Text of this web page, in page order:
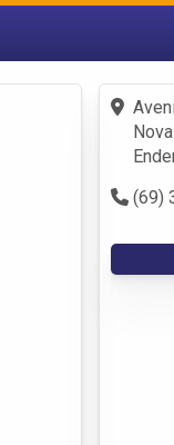
Criar
(69)